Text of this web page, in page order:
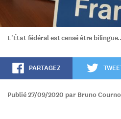
L'État fédéral est censé être
PARTAGEZ
Publié 27/09/2020 par Bruno